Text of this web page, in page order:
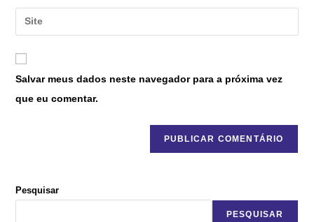
Salvar meus dados neste navegador para a próxima vez
que eu comentar.
Pesquisar
PESQUISAR